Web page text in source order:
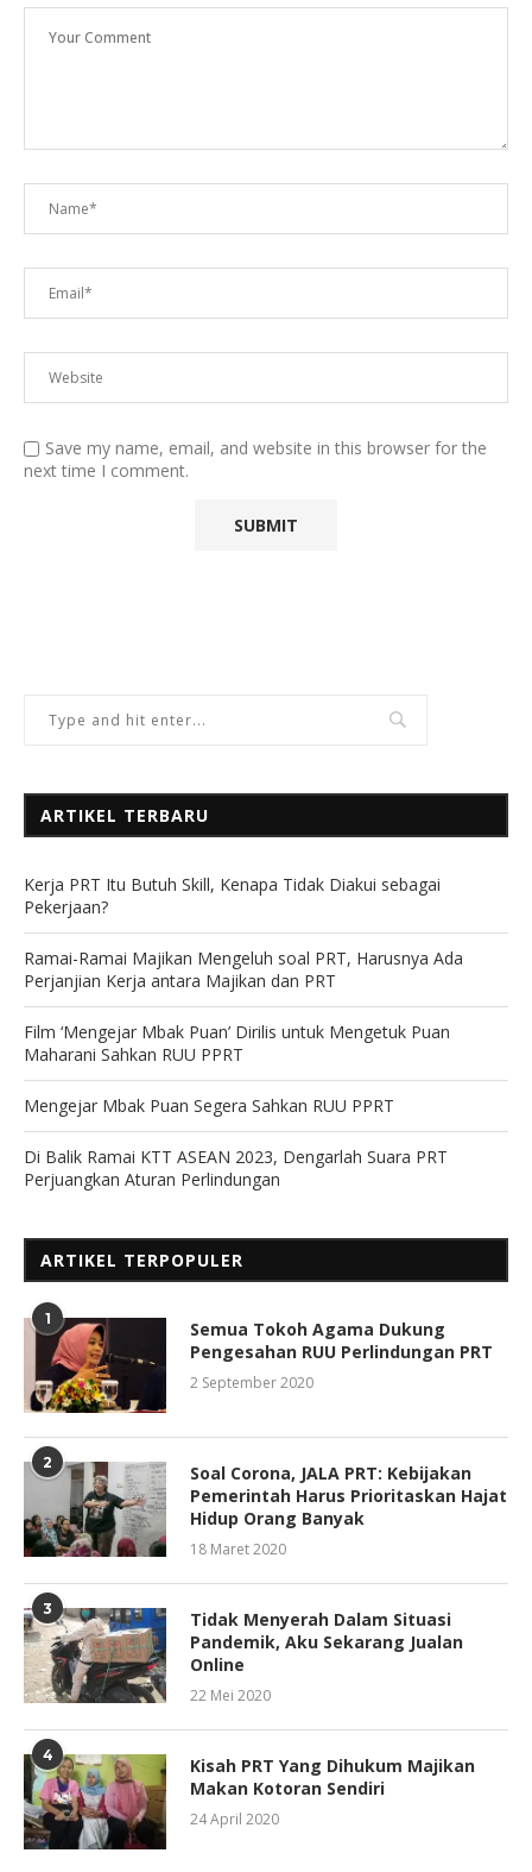
Save my name, email, and website in this browser for the
next time I comment.
ARTIKEL TERBARU
Kerja PRT Itu Butuh Skill, Kenapa Tidak Diakui sebagai
Pekerjaan?
Ramai-Ramai Majikan Mengeluh soal PRT, Harusnya Ada
Perjanjian Kerja antara Majikan dan PRT
Film ‘Mengejar Mbak Puan’ Dirilis untuk Mengetuk Puan
Maharani Sahkan RUU PPRT
Mengejar Mbak Puan Segera Sahkan RUU PPRT
Di Balik Ramai KTT ASEAN 2023, Dengarlah Suara PRT
Perjuangkan Aturan Perlindungan
ARTIKEL TERPOPULER
1
Semua Tokoh Agama Dukung
Pengesahan RUU Perlindungan PRT
2 September 2020
2
Soal Corona, JALA PRT: Kebijakan
Pemerintah Harus Prioritaskan Hajat
Hidup Orang Banyak
18 Maret 2020
3
Tidak Menyerah Dalam Situasi
Pandemik, Aku Sekarang Jualan
Online
22 Mei 2020
4
Kisah PRT Yang Dihukum Majikan
Makan Kotoran Sendiri
24 April 2020